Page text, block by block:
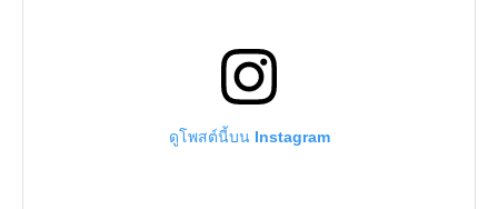
ดูโพสต์นี้บน Instagram